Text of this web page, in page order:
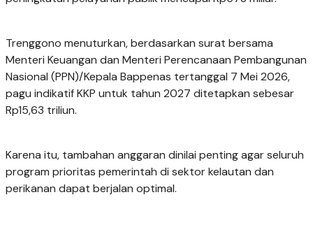
Trenggono menuturkan, berdasarkan surat bersama
Menteri Keuangan dan Menteri Perencanaan Pembangunan
Nasional (PPN)/Kepala Bappenas tertanggal 7 Mei 2026,
pagu indikatif KKP untuk tahun 2027 ditetapkan sebesar
Rp15,63 triliun.
Karena itu, tambahan anggaran dinilai penting agar seluruh
program prioritas pemerintah di sektor kelautan dan
perikanan dapat berjalan optimal.